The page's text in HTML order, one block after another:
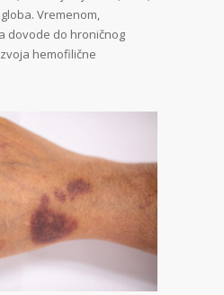
Vremenom,
dovode do hroničnog
hemofilične